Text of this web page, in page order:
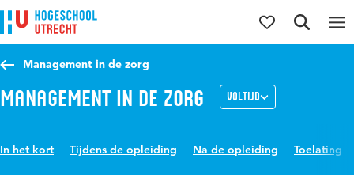
Direct naar de inhoud
Direct naar de hoofdnavigatie
Direct naar de zoekfunctie
Management in de zorg
Management in de Zorg Voltijd
In het kort Tijdens de opleiding Na de opleiding Toelating